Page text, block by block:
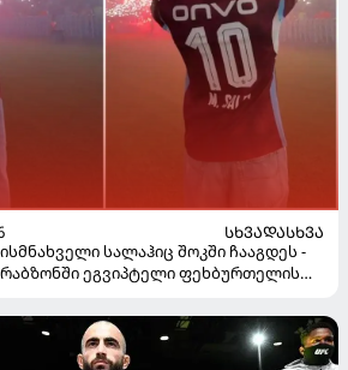
ᲡᲮᲕᲐᲓᲐᲡᲮᲕᲐ
სალაჰიც შოკში ჩააგდეს -
ეგვიპტელი ფეხბურთელის